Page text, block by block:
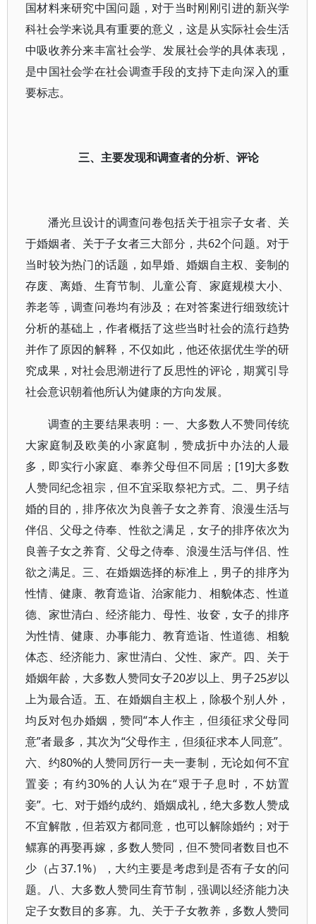
国材料来研究中国问题，对于当时刚刚引进的新兴学
科社会学来说具有重要的意义，这是从实际社会生活
中吸收养分来丰富社会学、发展社会学的具体表现，
是中国社会学在社会调查手段的支持下走向深入的重
要标志。
三、主要发现和调查者的分析、评论
潘光旦设计的调查问卷包括关于祖宗子女者、关
于婚姻者、关于子女者三大部分，共62个问题。对于
当时较为热门的话题，如早婚、婚姻自主权、妾制的
存废、离婚、生育节制、儿童公育、家庭规模大小、
养老等，调查问卷均有涉及；在对答案进行细致统计
分析的基础上，作者概括了这些当时社会的流行趋势
并作了原因的解释，不仅如此，他还依据优生学的研
究成果，对社会思潮进行了反思性的评论，期冀引导
社会意识朝着他所认为健康的方向发展。
调查的主要结果表明：一、大多数人不赞同传统
大家庭制及欧美的小家庭制，赞成折中办法的人最
多，即实行小家庭、奉养父母但不同居；[19]大多数
人赞同纪念祖宗，但不宜采取祭祀方式。二、男子结
婚的目的，排序依次为良善子女之养育、浪漫生活与
伴侣、父母之侍奉、性欲之满足，女子的排序依次为
良善子女之养育、父母之侍奉、浪漫生活与伴侣、性
欲之满足。三、在婚姻选择的标准上，男子的排序为
性情、健康、教育造诣、治家能力、相貌体态、性道
德、家世清白、经济能力、母性、妆奁，女子的排序
为性情、健康、办事能力、教育造诣、性道德、相貌
体态、经济能力、家世清白、父性、家产。四、关于
婚姻年龄，大多数人赞同女子20岁以上、男子25岁以
上为最合适。五、在婚姻自主权上，除极个别人外，
均反对包办婚姻，赞同“本人作主，但须征求父母同
意”者最多，其次为“父母作主，但须征求本人同意”。
六、约80%的人赞同厉行一夫一妻制，无论如何不宜
置妾；有约30%的人认为在“艰于子息时，不妨置
妾”。七、对于婚约成约、婚姻成礼，绝大多数人赞成
不宜解散，但若双方都同意，也可以解除婚约；对于
鳏寡的再娶再嫁，多数人赞同，但不赞同者数目也不
少（占37.1%），大约主要是考虑到是否有子女的问
题。八、大多数人赞同生育节制，强调以经济能力决
定子女数目的多寡。九、关于子女教养，多数人赞同